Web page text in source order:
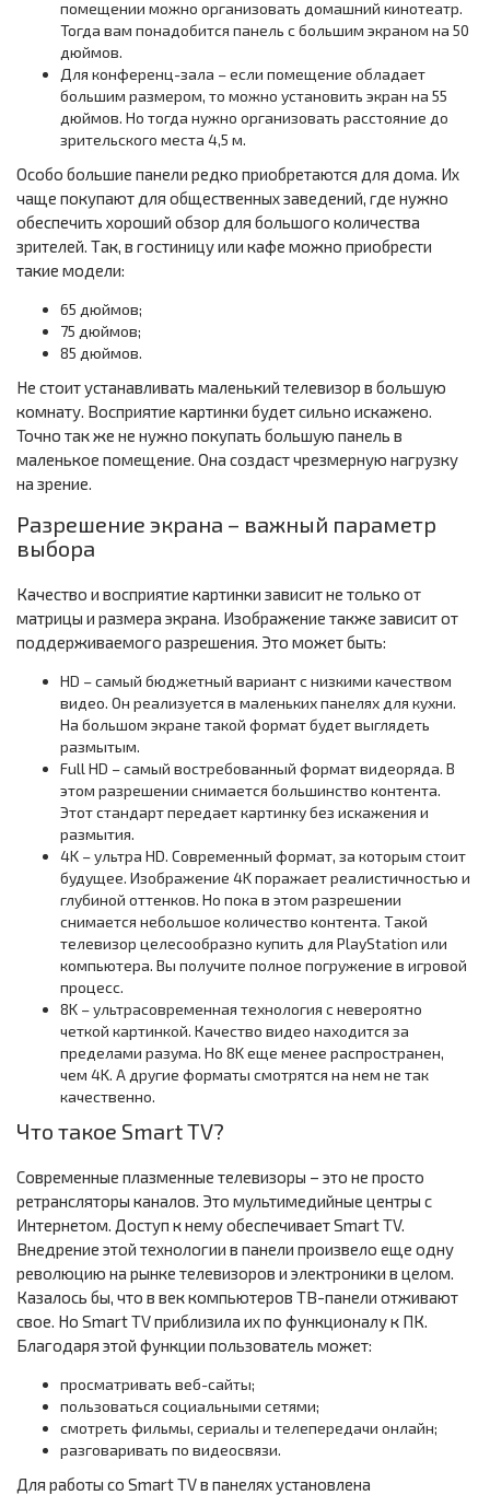
помещении можно организовать домашний кинотеатр.
Тогда вам понадобится панель с большим экраном на 50
дюймов.
Для конференц-зала – если помещение обладает
большим размером, то можно установить экран на 55
дюймов. Но тогда нужно организовать расстояние до
зрительского места 4,5 м.
Особо большие панели редко приобретаются для дома. Их
чаще покупают для общественных заведений, где нужно
обеспечить хороший обзор для большого количества
зрителей. Так, в гостиницу или кафе можно приобрести
такие модели:
65 дюймов;
75 дюймов;
85 дюймов.
Не стоит устанавливать маленький телевизор в большую
комнату. Восприятие картинки будет сильно искажено.
Точно так же не нужно покупать большую панель в
маленькое помещение. Она создаст чрезмерную нагрузку
на зрение.
Разрешение экрана – важный параметр
выбора
Качество и восприятие картинки зависит не только от
матрицы и размера экрана. Изображение также зависит от
поддерживаемого разрешения. Это может быть:
HD – самый бюджетный вариант с низкими качеством
видео. Он реализуется в маленьких панелях для кухни.
На большом экране такой формат будет выглядеть
размытым.
Full HD – самый востребованный формат видеоряда. В
этом разрешении снимается большинство контента.
Этот стандарт передает картинку без искажения и
размытия.
4K – ультра HD. Современный формат, за которым стоит
будущее. Изображение 4K поражает реалистичностью и
глубиной оттенков. Но пока в этом разрешении
снимается небольшое количество контента. Такой
телевизор целесообразно купить для PlayStation или
компьютера. Вы получите полное погружение в игровой
процесс.
8K – ультрасовременная технология с невероятно
четкой картинкой. Качество видео находится за
пределами разума. Но 8K еще менее распространен,
чем 4K. А другие форматы смотрятся на нем не так
качественно.
Что такое Smart TV?
Современные плазменные телевизоры – это не просто
ретрансляторы каналов. Это мультимедийные центры с
Интернетом. Доступ к нему обеспечивает Smart TV.
Внедрение этой технологии в панели произвело еще одну
революцию на рынке телевизоров и электроники в целом.
Казалось бы, что в век компьютеров ТВ-панели отживают
свое. Но Smart TV приблизила их по функционалу к ПК.
Благодаря этой функции пользователь может:
просматривать веб-сайты;
пользоваться социальными сетями;
смотреть фильмы, сериалы и телепередачи онлайн;
разговаривать по видеосвязи.
Для работы со Smart TV в панелях установлена